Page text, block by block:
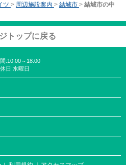
ツ > 周辺施設案内 > 結城市 > 結城市の中
トップに戻る
:10:00～18:00
日:水曜日